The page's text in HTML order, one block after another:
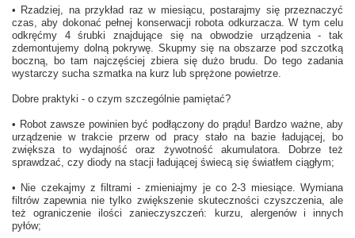
• Rzadziej, na przykład raz w miesiącu, postarajmy się przeznaczyć
czas, aby dokonać pełnej konserwacji robota odkurzacza. W tym celu
odkręćmy 4 śrubki znajdujące się na obwodzie urządzenia - tak
zdemontujemy dolną pokrywę. Skupmy się na obszarze pod szczotką
boczną, bo tam najczęściej zbiera się dużo brudu. Do tego zadania
wystarczy sucha szmatka na kurz lub sprężone powietrze.
Dobre praktyki - o czym szczególnie pamiętać?
• Robot zawsze powinien być podłączony do prądu! Bardzo ważne, aby
urządzenie w trakcie przerw od pracy stało na bazie ładującej, bo
zwiększa to wydajność oraz żywotność akumulatora. Dobrze też
sprawdzać, czy diody na stacji ładującej świecą się światłem ciągłym;
• Nie czekajmy z filtrami - zmieniajmy je co 2-3 miesiące. Wymiana
filtrów zapewnia nie tylko zwiększenie skuteczności czyszczenia, ale
też ograniczenie ilości zanieczyszczeń: kurzu, alergenów i innych
pyłów;